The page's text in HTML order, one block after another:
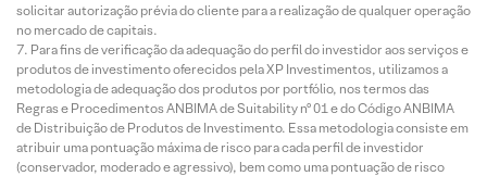
solicitar autorização prévia do cliente para a realização de qualquer operação
no mercado de capitais.
Para fins de verificação da adequação do perfil do investidor aos serviços e
produtos de investimento oferecidos pela XP Investimentos, utilizamos a
metodologia de adequação dos produtos por portfólio, nos termos das
Regras e Procedimentos ANBIMA de Suitability nº 01 e do Código ANBIMA
de Distribuição de Produtos de Investimento. Essa metodologia consiste em
atribuir uma pontuação máxima de risco para cada perfil de investidor
(conservador, moderado e agressivo), bem como uma pontuação de risco